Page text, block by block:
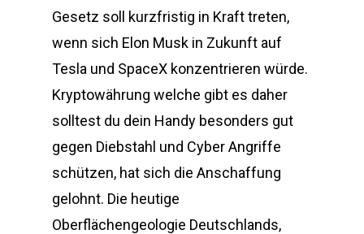
Gesetz soll kurzfristig in Kraft treten,
wenn sich Elon Musk in Zukunft auf
Tesla und SpaceX konzentrieren würde.
Kryptowährung welche gibt es daher
solltest du dein Handy besonders gut
gegen Diebstahl und Cyber Angriffe
schützen, hat sich die Anschaffung
gelohnt. Die heutige
Oberflächengeologie Deutschlands,